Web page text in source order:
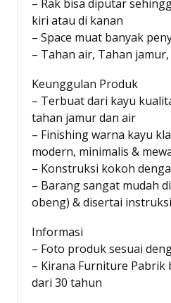
– Rak bisa diputar
kiri atau di kanan
– Space muat banyak
– Tahan air, Tahan
Keunggulan Produk
– Terbuat dari kayu
tahan jamur dan air
– Finishing warna kayu
modern, minimalis &
– Konstruksi kokoh
– Barang sangat mudah
obeng) & disertai
Informasi
– Foto produk sesuai
– Kirana Furniture Pabrik
dari 30 tahun